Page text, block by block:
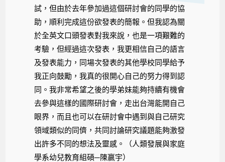
試，但由於去年參加過這個研討會的同學的協
助，順利完成這份欲發表的簡報。但我認為關
於全英文口頭發表對我來說，也是一項艱難的
考驗，但經過這次發表，我更相信自己的語言
及發表能力，同場次發表的其他學校同學給予
我正向鼓勵，我真的很開心自己的努力得到認
同。我非常希望之後的學弟妹能夠持續有機會
去參與這樣的國際研討會，走出台灣能開自己
眼界，而且也可以在研討會中遇到與自己研究
領域類似的同儕，共同討論研究議題能夠激發
出許多不同的想法及靈感。（人類發展與家庭
學系幼兒教育組碩─陳嬴宇）